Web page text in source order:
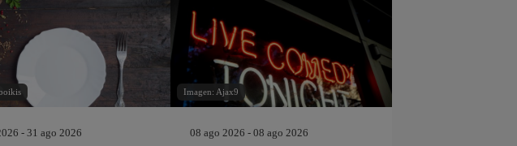
- 31 ago 2026
Imagen: Ajax9
08 ago 2026 - 08 ago 2026